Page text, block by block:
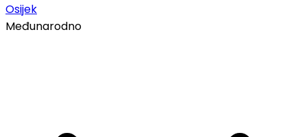
Osijek
Međunarodno